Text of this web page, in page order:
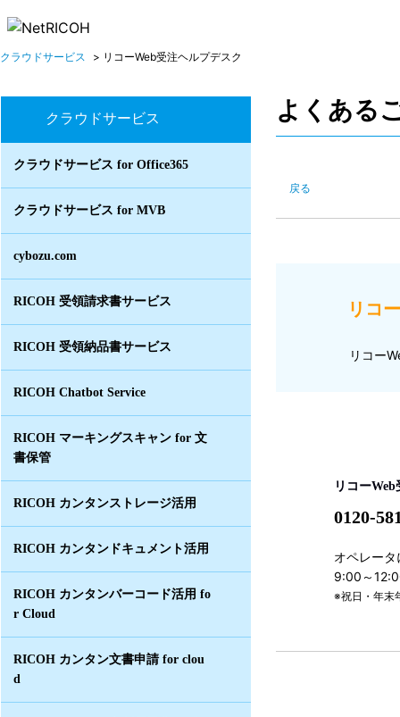
クラウドサービス > リコーWeb受注ヘルプデスク
クラウドサービス
クラウドサービス for Office365
クラウドサービス for MVB
cybozu.com
RICOH 受領請求書サービス
RICOH 受領納品書サービス
RICOH Chatbot Service
RICOH マーキングスキャン for 文
書保管
RICOH カンタンストレージ活用
RICOH カンタンドキュメント活用
RICOH カンタンバーコード活用 fo
r Cloud
RICOH カンタン文書申請 for clou
d
よくある
戻る
リコ
リコー
リコー
0120-
オペレー
9:00～
※祝日・年末